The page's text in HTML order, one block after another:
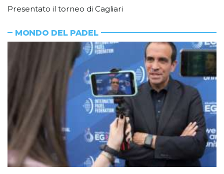
Presentato il torneo di Cagliari
MONDO DEL PADEL